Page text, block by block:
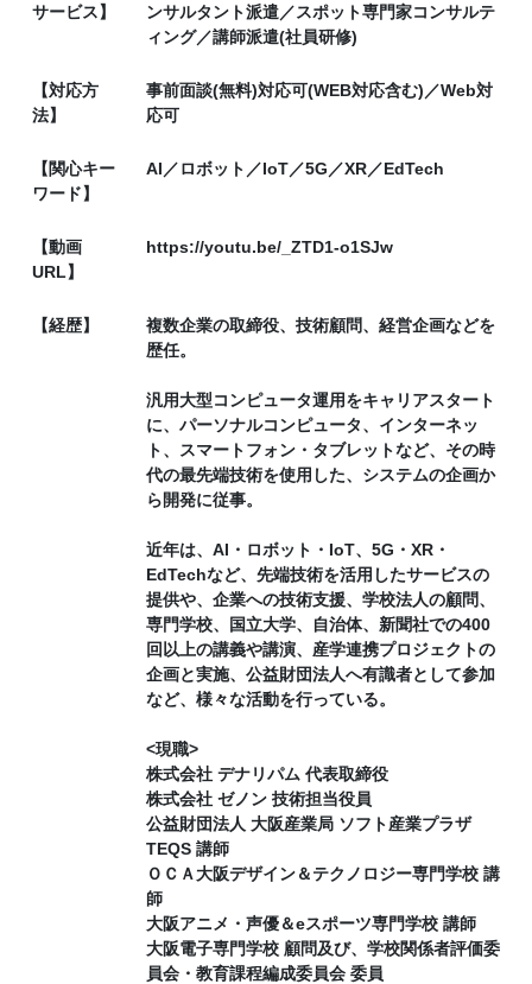
サービス】
ンサルタント派遣／スポット専門家コンサルテ
ィング／講師派遣(社員研修)
【対応方
法】
事前面談(無料)対応可(WEB対応含む)／Web対
応可
【関心キー
ワード】
AI／ロボット／IoT／5G／XR／EdTech
【動画
URL】
https://youtu.be/_ZTD1-o1SJw
【経歴】
複数企業の取締役、技術顧問、経営企画などを
歴任。
汎用大型コンピュータ運用をキャリアスタート
に、パーソナルコンピュータ、インターネッ
ト、スマートフォン・タブレットなど、その時
代の最先端技術を使用した、システムの企画か
ら開発に従事。
近年は、AI・ロボット・IoT、5G・XR・
EdTechなど、先端技術を活用したサービスの
提供や、企業への技術支援、学校法人の顧問、
専門学校、国立大学、自治体、新聞社での400
回以上の講義や講演、産学連携プロジェクトの
企画と実施、公益財団法人へ有識者として参加
など、様々な活動を行っている。
<現職>
株式会社 デナリパム 代表取締役
株式会社 ゼノン 技術担当役員
公益財団法人 大阪産業局 ソフト産業プラザ
TEQS 講師
ＯＣＡ大阪デザイン＆テクノロジー専門学校 講
師
大阪アニメ・声優＆eスポーツ専門学校 講師
大阪電子専門学校 顧問及び、学校関係者評価委
員会・教育課程編成委員会 委員